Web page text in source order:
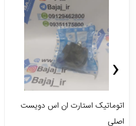
اتوماتیک استارت ان اس دویست
اصلی
‹